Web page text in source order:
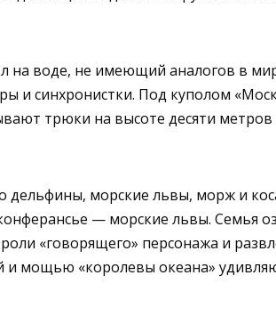
воде, не имеющий аналогов в
и синхронистки. Под куполом
трюки на высоте десяти
морские львы, морж и
— морские львы. Семья
«говорящего» персонажа и
и мощью «королевы океана»